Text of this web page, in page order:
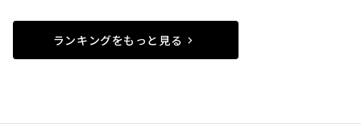
ランキングをもっと見る